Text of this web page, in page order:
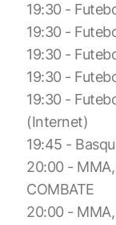
19:30 -
19:30 -
19:30 -
19:30 -
19:30 -
(Internet)
19:45 -
20:00 -
COMBATE
20:00 -